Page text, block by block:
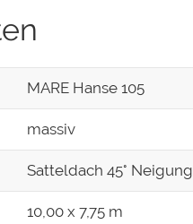
MARE Hanse 105
massiv
Satteldach 45° Neigung
10,00 x 7,75 m